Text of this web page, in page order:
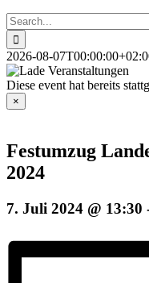
Search
for:
2026-08-
Diese event hat bereits
×
Festumzug
2024
7. Juli 2024 @ 13:30